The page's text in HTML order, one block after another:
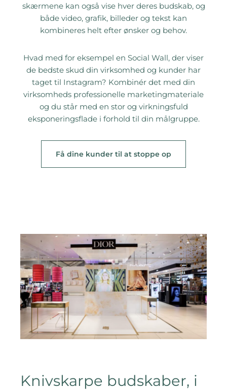
skærmene kan også vise hver deres budskab, og
både video, grafik, billeder og tekst kan
kombineres helt efter ønsker og behov.
Hvad med for eksempel en Social Wall, der viser
de bedste skud din virksomhed og kunder har
taget til Instagram? Kombinér det med din
virksomheds professionelle marketingmateriale
og du står med en stor og virkningsfuld
eksponeringsflade i forhold til din målgruppe.
Få dine kunder til at stoppe op
Knivskarpe budskaber, i